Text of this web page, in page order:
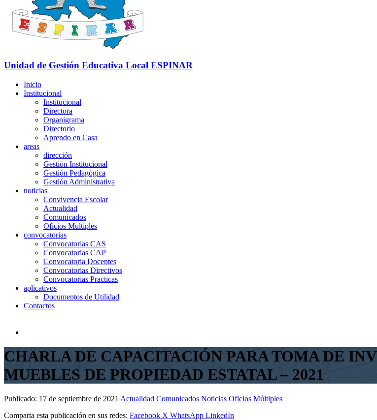
Unidad de Gestión Educativa Local ESPINAR
Inicio
Institucional
Institucional
Directora
Organigrama
Directorio
Aprendo en Casa
areas
dirección
Gestión Institucional
Gestión Pedagógica
Gestión Administrativa
noticias
Convivencia Escolar
Actualidad
Comunicados
Oficios Multiples
convocatorias
Convocatorias CAS
Convocatorias CAP
Convocatoria Docentes
Convocatorias Directivos
Convocatorias Practicas
aplicativos
Documentos de Utilidad
Contactos
CHARLA DE CAPACITACIÓN PARA TOMA DE
MUEBLES DE PROPIEDAD ESTATAL – 2021
Publicado: 17 de septiembre de 2021 Actualidad Comunicados Noticias Oficios Múltiples
Comparta esta publicación en sus redes: Facebook X WhatsApp LinkedIn